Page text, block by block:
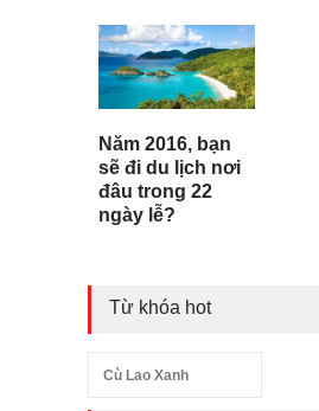
Năm 2016, bạn
sẽ đi du lịch nơi
đâu trong 22
ngày lễ?
Từ khóa hot
Cù Lao Xanh